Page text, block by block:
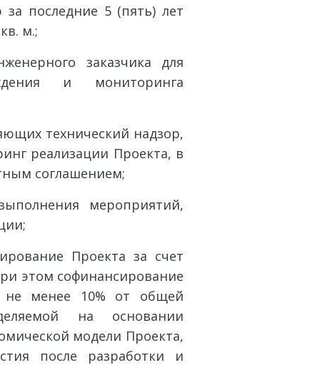
последние 5 (пять) лет
м.;
заказчика для
и мониторинга
технический надзор,
реализации Проекта, в
соглашением;
мероприятий,
Проекта за счет
этом софинансирование
не менее 10% от общей
на основании
модели Проекта,
после разработки и